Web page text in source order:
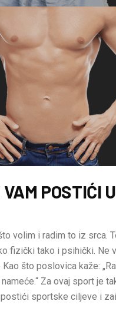
POSTIĆI
volim i radim to iz srca.
fizički tako i psihički. Ne
što poslovica kaže:
Za ovaj sport je
sportske ciljeve i